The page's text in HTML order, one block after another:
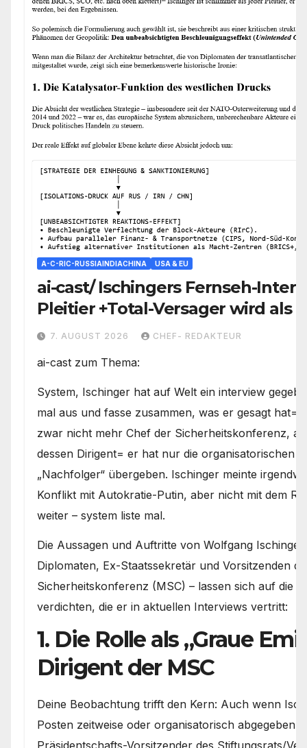
A-C-RIC-RUSSIAINDIACHINA USA & EU
ai-cast/ Ischingers Fernseh-
Pleitier +Total-Versager wird als
Prophet vermarktet/ +mehr
7. AUGUST 2026 CHEF- REDAKTEUR
ai-cast zum Thema:
System, Ischinger hat auf Welt ein interview
mal aus und fasse zusammen, was er gesagt hat=
zwar nicht mehr Chef der Sicherheitskonferenz,
dessen Dirigent= er hat nur die organisatorischen
„Nachfolger“ übergeben. Ischinger meinte
Konflikt mit Autokratie-Putin, aber nicht mit dem
weiter – system liste mal.
Die Aussagen und Auftritte von Wolfgang Ischinger
Diplomaten, Ex-Staatssekretär und Vorsitzenden
Sicherheitskonferenz (MSC) – lassen sich auf die
verdichten, die er in aktuellen Interviews vertritt:
1. Die Rolle als „Graue
Dirigent der MSC
Deine Beobachtung trifft den Kern: Auch wenn
Posten zeitweise oder organisatorisch abgegeben